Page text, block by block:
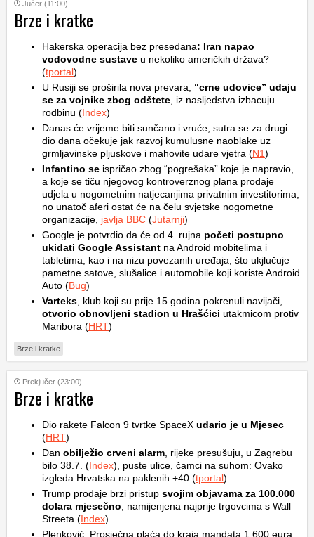
Jučer (11:00)
Brze i kratke
Hakerska operacija bez presedana: Iran napao
vodovodne sustave u nekoliko američkih država?
(tportal)
U Rusiji se proširila nova prevara, “crne udovice” udaju
se za vojnike zbog odštete , iz nasljedstva izbacuju
rodbinu (Index)
Danas će vrijeme biti sunčano i vruće, sutra se za drugi
dio dana očekuje jak razvoj kumulusne naoblake uz
grmljavinske pljuskove i mahovite udare vjetra (N1)
Infantino se ispričao zbog “pogrešaka” koje je napravio,
a koje se tiču njegovog kontroverznog plana prodaje
udjela u nogometnim natjecanjima privatnim investitorima,
no unatoč aferi ostat će na čelu svjetske nogometne
organizacije, javlja BBC (Jutarnji)
Google je potvrdio da će od 4. rujna početi postupno
ukidati Google Assistant na Android mobitelima i
tabletima, kao i na nizu povezanih uređaja, što ukjlučuje
pametne satove, slušalice i automobile koji koriste Android
Auto (Bug)
Varteks , klub koji su prije 15 godina pokrenuli navijači,
otvorio obnovljeni stadion u Hrašćici utakmicom protiv
Maribora (HRT)
Brze i kratke
Prekjučer (23:00)
Brze i kratke
Dio rakete Falcon 9 tvrtke SpaceX udario je u Mjesec
(HRT)
Dan obilježio crveni alarm , rijeke presušuju, u Zagrebu
bilo 38.7. (Index), puste ulice, čamci na suhom: Ovako
izgleda Hrvatska na paklenih +40 (tportal)
Trump prodaje brzi pristup svojim objavama za 100.000
dolara mjesečno , namijenjena najprije trgovcima s Wall
Streeta (Index)
Plenković: Prosječna plaća do kraja mandata 1.600 eura